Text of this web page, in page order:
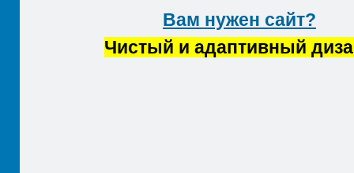
Вам нужен сайт?
Чистый и адаптивный